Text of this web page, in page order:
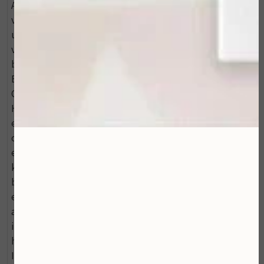
Alcohol: Vetcomponent gewonnen uit kokos, zorgt
voor een aanvulling op het vetoppervlak en vormt een
uitstekende basis voor UV-filters. Vertraagt het
vochtverlies via de huid, door de vorming van een
beschermlaagje op het huidoppervlak; Cocoglycerides:
Een mengsel van vetzuren, gewonnen uit kokosolie.
Conditionerend en verzachtend. Dicaprylyl Ether:
Huidconditioner gewonnen uit natuurlijke olie, met
eenverzachtende werking en werkt tevens als
oplosmiddel. Heeft een matterend effect op de huid
en verbetert de structuur; Kaolin: Deze mineraalrijke
kleisoort is rijk aan silicium, heeft
bindweefselversterkende en krachtig absorberende
eigenschappen ten aanzien van overtollig talg,
afvalstoffen en onzuiverheden. Heeft tevens een
intensief verzachtende en kalmerende werking bij
huidirritaties en een gevoelige huid Pelavie®:
Ingrediënt op basis van bentoniet. Deze mineraalrijke,